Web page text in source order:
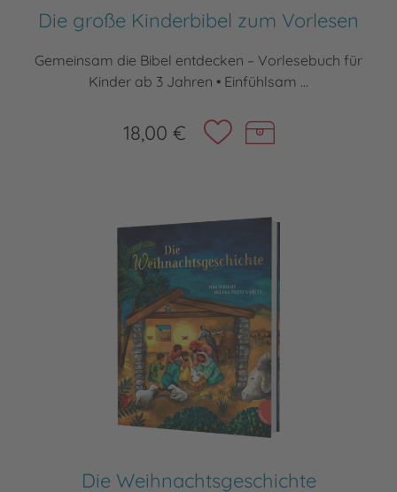
Die große Kinderbibel zum Vorlesen
Gemeinsam die Bibel entdecken – Vorlesebuch für
Kinder ab 3 Jahren • Einfühlsam ...
18,00 €
Die Weihnachtsgeschichte